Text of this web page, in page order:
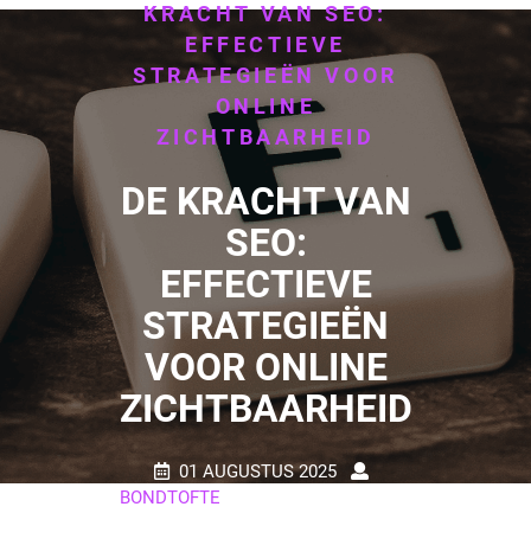
KRACHT VAN SEO:
EFFECTIEVE
STRATEGIEËN VOOR
ONLINE
ZICHTBAARHEID
DE KRACHT VAN
SEO:
EFFECTIEVE
STRATEGIEËN
VOOR ONLINE
ZICHTBAARHEID
01 AUGUSTUS 2025
BONDTOFTE